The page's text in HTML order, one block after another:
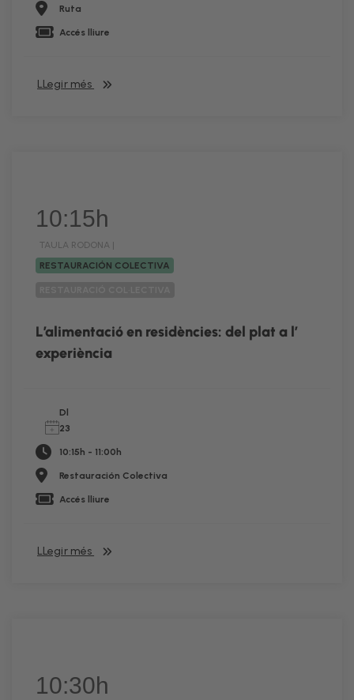
Ruta
Accés lliure
LLegir més
10:15h
TAULA RODONA |
RESTAURACIÓN COLECTIVA
L’alimentació en residències: del plat a l’
experiència
Dl
23
10:15h - 11:00h
Restauración Colectiva
Accés lliure
LLegir més
10:30h